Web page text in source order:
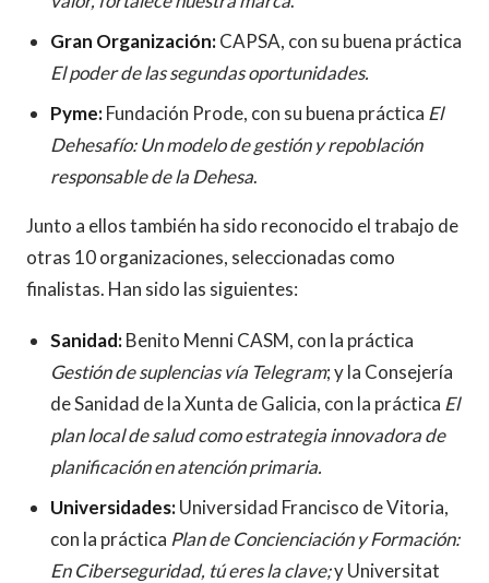
Gran Organización:CAPSA, con su buena práctica
El poder de las segundas oportunidades.
Pyme:Fundación Prode, con su buena práctica El
Dehesafío: Un modelo de gestión y repoblación
responsable de la Dehesa.
Junto a ellos también ha sido reconocido el trabajo de
otras 10 organizaciones, seleccionadas como
finalistas. Han sido las siguientes:
Sanidad:Benito Menni CASM, con la práctica
Gestión de suplencias vía Telegram; y la Consejería
de Sanidad de la Xunta de Galicia, con la práctica El
plan local de salud como estrategia innovadora de
planificación en atención primaria.
Universidades:Universidad Francisco de Vitoria,
con la práctica Plan de Concienciación y Formación:
En Ciberseguridad, tú eres la clave;y Universitat